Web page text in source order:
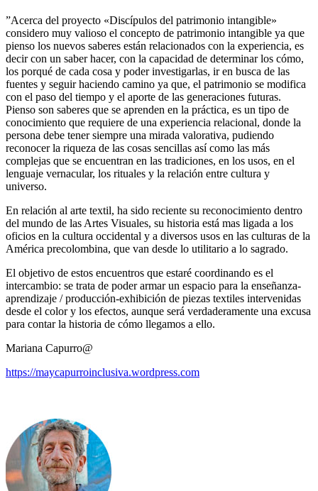
”Acerca del proyecto «Discípulos del patrimonio intangible»
considero muy valioso el concepto de patrimonio intangible ya que
pienso los nuevos saberes están relacionados con la experiencia, es
decir con un saber hacer, con la capacidad de determinar los cómo,
los porqué de cada cosa y poder investigarlas, ir en busca de las
fuentes y seguir haciendo camino ya que, el patrimonio se modifica
con el paso del tiempo y el aporte de las generaciones futuras.
Pienso son saberes que se aprenden en la práctica, es un tipo de
conocimiento que requiere de una experiencia relacional, donde la
persona debe tener siempre una mirada valorativa, pudiendo
reconocer la riqueza de las cosas sencillas así como las más
complejas que se encuentran en las tradiciones, en los usos, en el
lenguaje vernacular, los rituales y la relación entre cultura y
universo.
En relación al arte textil, ha sido reciente su reconocimiento dentro
del mundo de las Artes Visuales, su historia está mas ligada a los
oficios en la cultura occidental y a diversos usos en las culturas de la
América precolombina, que van desde lo utilitario a lo sagrado.
El objetivo de estos encuentros que estaré coordinando es el
intercambio: se trata de poder armar un espacio para la enseñanza-
aprendizaje / producción-exhibición de piezas textiles intervenidas
desde el color y los efectos, aunque será verdaderamente una excusa
para contar la historia de cómo llegamos a ello.
Mariana Capurro@
https://maycapurroinclusiva.wordpress.com